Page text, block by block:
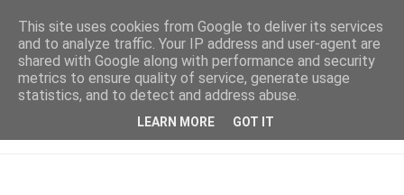
This site uses cookies from Google to deliver its services
and to analyze traffic. Your IP address and user-agent are
shared with Google along with performance and security
metrics to ensure quality of service, generate usage
statistics, and to detect and address abuse.
LEARN MORE GOT IT